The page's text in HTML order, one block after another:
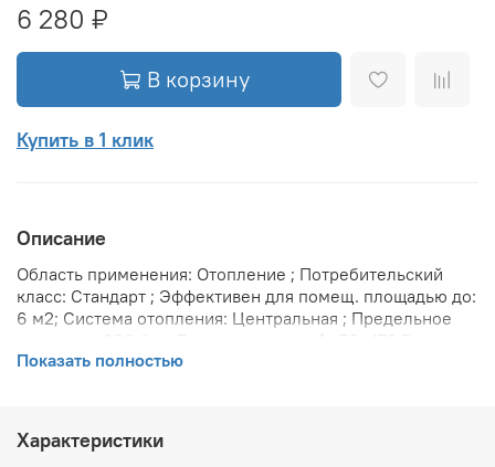
6 280 ₽
В корзину
Купить в 1 клик
Описание
Область применения: Отопление ; Потребительский
класс: Стандарт ; Эффективен для помещ. площадью до:
6 м2; Система отопления: Центральная ; Предельное
Теплоотдача при Δt 60: 472 Вт; Теплоотдача при Δt 50:
теплоносителя: 110 °С; Межосевое расстояние: 350 мм;
Давление опрессовки: 45 бар; Объем воды в радиаторе:
Показать полностью
Характеристики